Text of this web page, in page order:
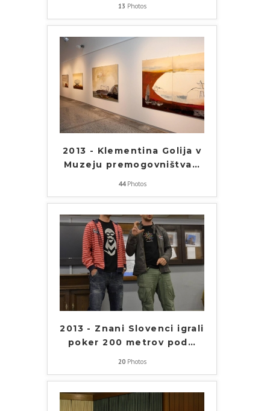
13 Photos
2013 - Klementina Golija v
Muzeju premogovništva…
44Photos
2013 - Znani Slovenci igrali
poker 200 metrov pod…
20Photos